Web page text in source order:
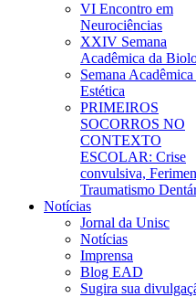
VI Encontro em
Neurociências
XXIV Semana
Acadêmica da
Semana Acadêmica
Estética
PRIMEIROS
SOCORROS NO
CONTEXTO
ESCOLAR: Crise
convulsiva,
Traumatismo
Notícias
Jornal da Unisc
Notícias
Imprensa
Blog EAD
Sugira sua